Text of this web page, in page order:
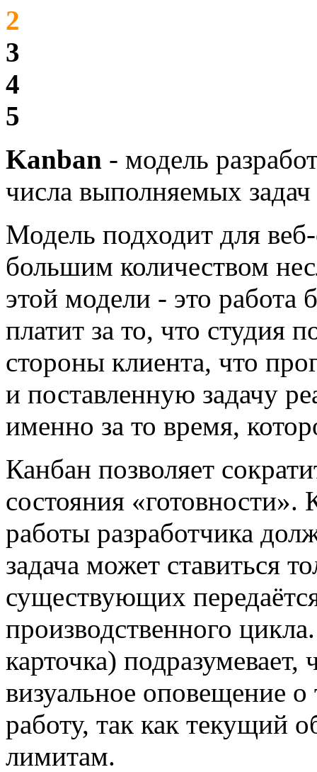
2
3
4
5
Kanban - модель
числа выполняемых
Модель подходит для
большим количеством
этой модели - это работа
платит за то, что студия
стороны клиента, что
и поставленную задачу
именно за то время,
Канбан позволяет
состояния «готовности».
работы разработчика
задача может ставиться
существующих
производственного
карточка) подразумевает,
визуальное оповещение
работу, так как текущий
лимитам.